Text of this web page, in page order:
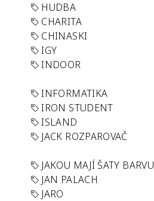
HUDBA
CHARITA
CHINASKI
IGY
INDOOR
INFORMATIKA
IRON STUDENT
ISLAND
JACK ROZPAROVAČ
JAKOU MAJÍ ŠATY BARVU
JAN PALACH
JARO